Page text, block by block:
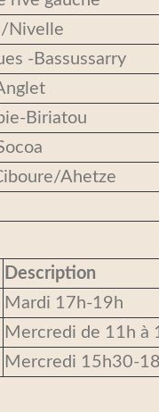
Nivelle
-Bassussarry
Biriatou
Ahetze
Description
Mardi 17h-19h
Mercredi de 11h à
Mercredi 15h30-